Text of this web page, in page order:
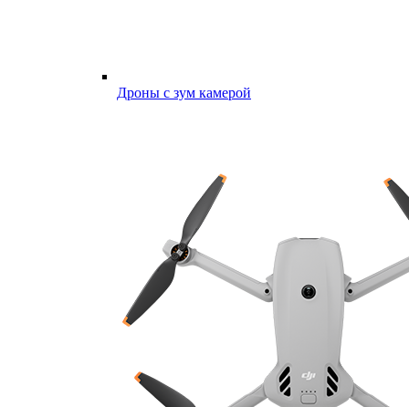
Дроны с зум камерой